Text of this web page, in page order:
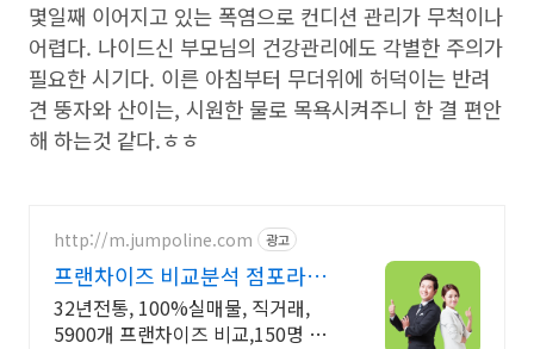
몇일째 이어지고 있는 폭염으로 컨디션 관리가 무척이나
어렵다. 나이드신 부모님의 건강관리에도 각별한 주의가
필요한 시기다. 이른 아침부터 무더위에 허덕이는 반려
견 뚱자와 산이는, 시원한 물로 목욕시켜주니 한 결 편안
해 하는것 같다.ㅎㅎ
http://m.jumpoline.com 광고
프랜차이즈 비교분석 점포라인
빠른 직거래 & 안전중개거래
32년전통, 100%실매물, 직거래,
5900개 프랜차이즈 비교,150명 에